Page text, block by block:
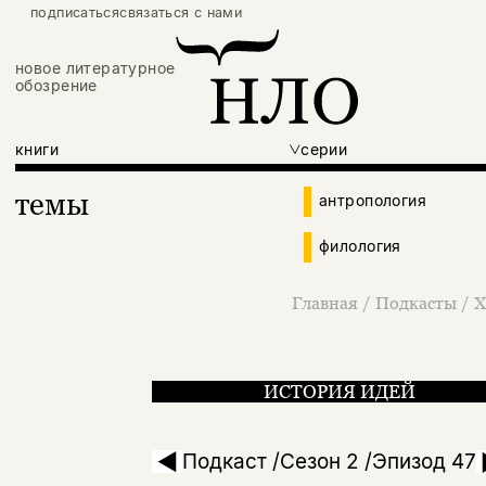
подписатьсясвязаться с нами
новое литературное
обозрение
книги серии
темы антропология
филология
Главная / Подкасты /
ИСТОРИЯ ИДЕЙ
Михаил Бару:
Подкаст /Сезон 2 /Эпизод 47